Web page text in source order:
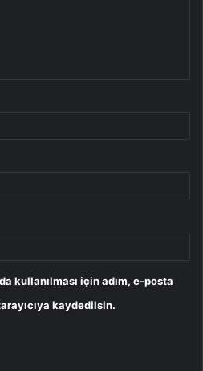
kullanılması için adım, e-posta
kaydedilsin.